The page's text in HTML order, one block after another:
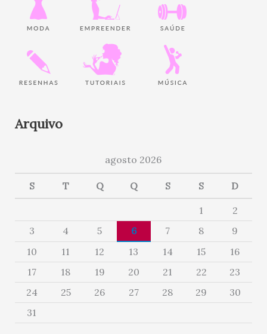
Arquivo
agosto 2026
S T Q Q S S D
1
2
3
4 5 6 7 8
9
10
11 12 13 14 15
16
17
18 19 20 21 22
23
24
25 26 27 28 29
30
31